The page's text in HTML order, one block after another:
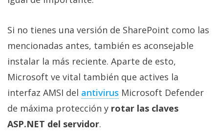
Si no tienes una versión de SharePoint como las
mencionadas antes, también es aconsejable
instalar la más reciente. Aparte de esto,
Microsoft ve vital también que actives la
interfaz AMSI del antivirus Microsoft Defender
de máxima protección y rotar las claves
ASP.NET del servidor.